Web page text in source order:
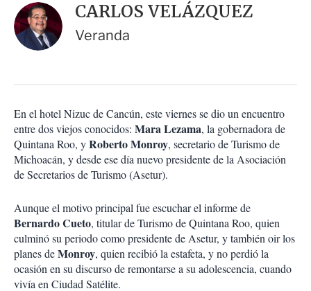
o
n
e
s
c
m
p
a
t
i
a
r
CARLOS VELÁZQUEZ
Veranda
En el hotel Nizuc de Cancún, este viernes se dio un encuentro
entre dos viejos conocidos: Mara Lezama, la gobernadora de
Quintana Roo, yRoberto Monroy, secretario de Turismo de
Michoacán, y desde ese día nuevo presidente de la Asociación
de Secretarios de Turismo (Asetur).
Aunque el motivo principal fue escuchar el informe de
Bernardo Cueto, titular de Turismo de Quintana Roo, quien
culminó su periodo como presidente de Asetur, y también oir los
planes deMonroy, quien recibió la estafeta, y no perdió la
ocasión en su discurso de remontarse a su adolescencia, cuando
vivía en Ciudad Satélite.